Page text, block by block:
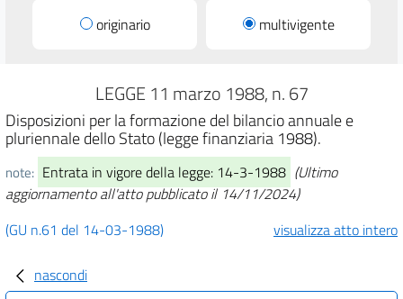
originario multivigente
LEGGE 11 marzo 1988, n. 67
Disposizioni per la formazione del bilancio annuale e
pluriennale dello Stato (legge finanziaria 1988).
note: Entrata in vigore della legge: 14-3-1988 (Ultimo
aggiornamento all'atto pubblicato il 14/11/2024)
(GU n.61 del 14-03-1988)
visualizza atto intero
nascondi